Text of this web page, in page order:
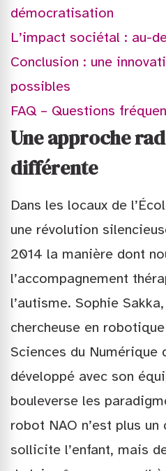
démocratisation
L’impact sociétal : au-
Conclusion : une
possibles
FAQ – Questions
Une approche
différente
Dans les locaux de
une révolution
2014 la manière dont
l’accompagnement
l’autisme. Sophie
chercheuse en
Sciences du Numérique
développé avec son
bouleverse les
robot NAO n’est plus
sollicite l’enfant, mais